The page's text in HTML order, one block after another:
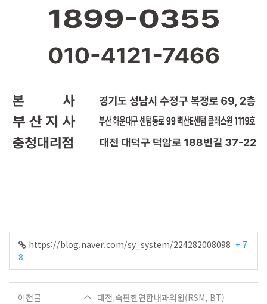
https://blog.naver.com/sy_system/224282008098 + 7
8
이전글 대전,속편한연합내과의원(RSM, BT)